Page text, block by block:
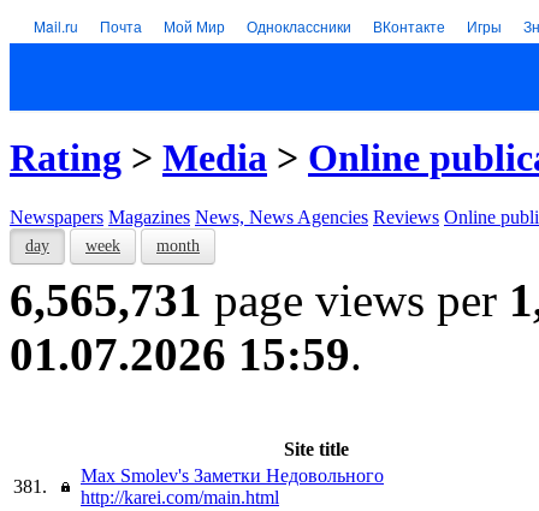
Mail.ru Почта Мой Мир Одноклассники ВКонтакте Игры
Rating > Media > Online
Newspapers Magazines News, News Agencies Reviews Online
day week month
6,565,731 page views per
01.07.2026 15:59.
Site title
381.
Max Smolev's Заметки Недовольного
http://karei.com/main.html